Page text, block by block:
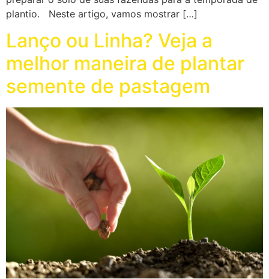
plantio. Neste artigo, vamos mostrar […]
Lanço ou Linha? Veja a
melhor maneira de plantar
semente de pastagem